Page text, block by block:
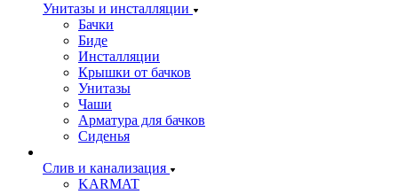
Унитазы и инсталляции
Бачки
Биде
Инсталляции
Крышки от бачков
Унитазы
Чаши
Арматура для бачков
Сиденья
Слив и канализация
KARMAT